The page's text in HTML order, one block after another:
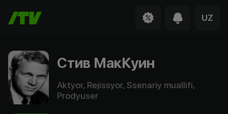
UZ
Стив МакКуин
Aktyor, Rejissyor, Ssenariy muallifi,
Prodyuser